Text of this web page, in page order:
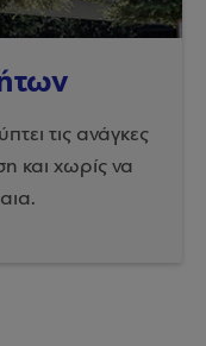
τις ανάγκες
και χωρίς να